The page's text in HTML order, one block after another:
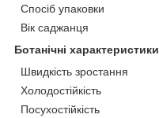
Спосіб упаковки
Вік саджанця
Ботанічні характеристики
Швидкість зростання
Холодостійкість
Посухостійкість